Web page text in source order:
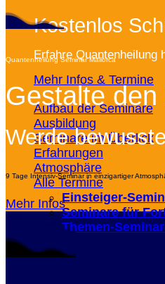
Kostenlos
Erfahre Quantenheilung
Mehr Infos & Termine
Aufbau der Seminare
Ausbildung
Seminare im Überlick
Erfahrungen
Atmosphäre
Alle Termine
Einsteiger-
Seminare für
Themen-
Quantenheilung Seminar Mallorca
Gestalte
Werde
9 Tage Intensiv-Seminar in einzigartiger
Mehr Infos